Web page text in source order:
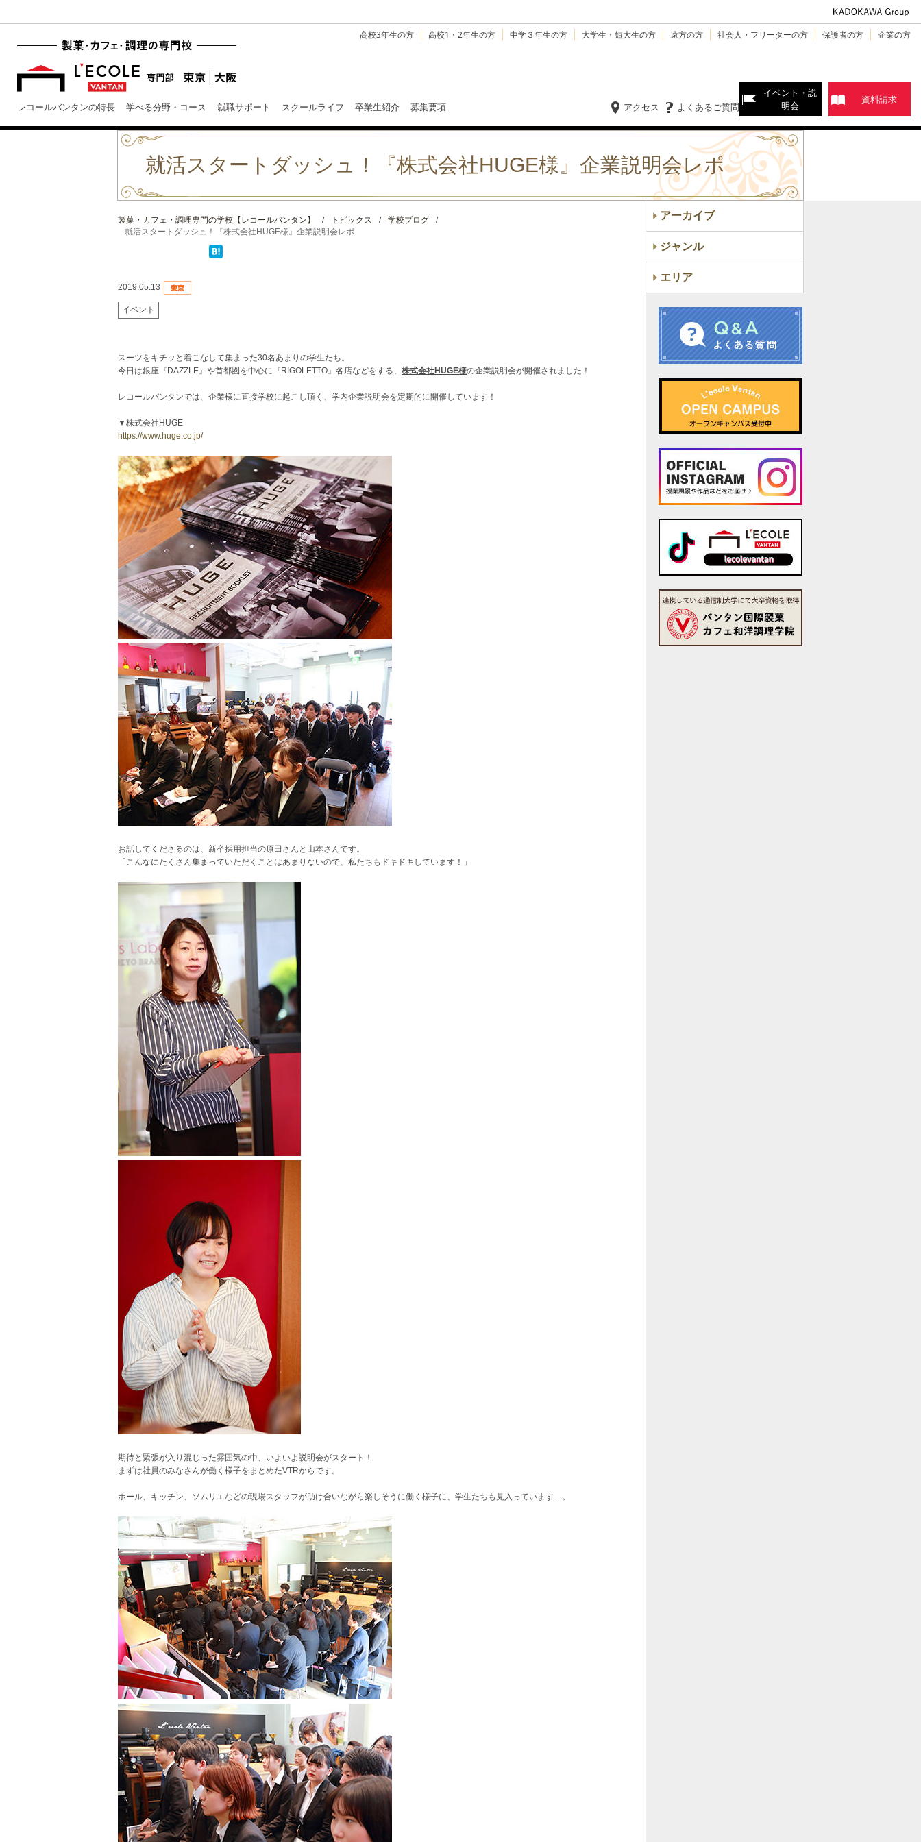
高校3年生の方 高校1・2年生の方 中学３年生の方 大学生・短大生の方 遠方の方 社会人・フリーターの方 保護者の方 企業の方
レコールバンタンの特長 学べる分野・コース 就職サポート スクールライフ 卒業生紹介 募集要項 よくあるご質問
アクセス
イベント・説
明会
資料請求
就活スタートダッシュ！『株式会社HUGE様』企業説明会レポ
製菓・カフェ・調理専門の学校【レコールバンタン】 / トピックス / 学校ブログ
/
就活スタートダッシュ！『株式会社HUGE様』企業説明会レポ
2019.05.13
イベント
スーツをキチッと着こなして集まった30名あまりの学生たち。
今日は銀座『DAZZLE』や首都圏を中心に『RIGOLETTO』各店などをする、 株式会社HUGE様の企業説明会が開催されました！
レコールバンタンでは、企業様に直接学校に起こし頂く、学内企業説明会を定期的に開催しています！
▼株式会社HUGE
https://www.huge.co.jp/
お話してくださるのは、新卒採用担当の原田さんと山本さんです。
「こんなにたくさん集まっていただくことはあまりないので、私たちもドキドキしています！」
期待と緊張が入り混じった雰囲気の中、いよいよ説明会がスタート！
まずは社員のみなさんが働く様子をまとめたVTRからです。
ホール、キッチン、ソムリエなどの現場スタッフが助け合いながら楽しそうに働く様子に、学生たちも見入っています…。
アーカイブ
ジャンル
エリア